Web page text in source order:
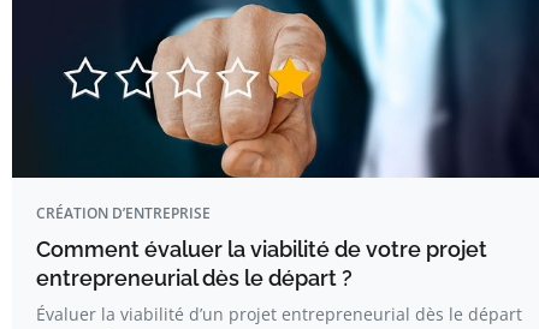
CRÉATION D’ENTREPRISE
Comment évaluer la viabilité de votre projet
entrepreneurial dès le départ ?
Évaluer la viabilité d’un projet entrepreneurial dès le départ